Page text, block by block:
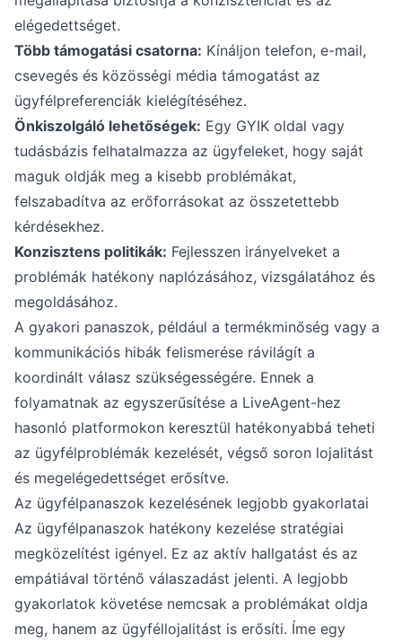
elégedettséget.
Több támogatási csatorna: Kínáljon telefon, e-mail,
csevegés és közösségi média támogatást az
ügyfélpreferenciák kielégítéséhez.
Önkiszolgáló lehetőségek: Egy GYIK oldal vagy
tudásbázis felhatalmazza az ügyfeleket, hogy saját
maguk oldják meg a kisebb problémákat,
felszabadítva az erőforrásokat az összetettebb
kérdésekhez.
Konzisztens politikák: Fejlesszen irányelveket a
problémák hatékony naplózásához, vizsgálatához és
megoldásához.
A gyakori panaszok, például a termékminőség vagy a
kommunikációs hibák felismerése rávilágít a
koordinált válasz szükségességére. Ennek a
folyamatnak az egyszerűsítése a LiveAgent-hez
hasonló platformokon keresztül hatékonyabbá teheti
az ügyfélproblémák kezelését, végső soron lojalitást
és megelégedettséget erősítve.
Az ügyfélpanaszok kezelésének legjobb gyakorlatai
Az ügyfélpanaszok hatékony kezelése stratégiai
megközelítést igényel. Ez az aktív hallgatást és az
empátiával történő válaszadást jelenti. A legjobb
gyakorlatok követése nemcsak a problémákat oldja
meg, hanem az ügyféllojalitást is erősíti. Íme egy